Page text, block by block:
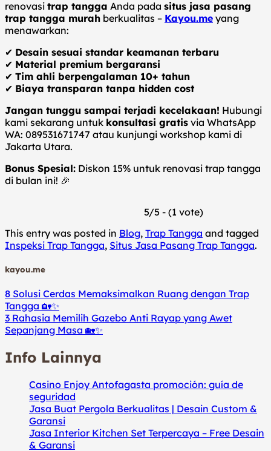
renovasi trap tangga Anda pada situs jasa pasang
trap tangga murah berkualitas – Kayou.me yang
menawarkan:
✔ Desain sesuai standar keamanan terbaru
✔ Material premium bergaransi
✔ Tim ahli berpengalaman 10+ tahun
✔ Biaya transparan tanpa hidden cost
Jangan tunggu sampai terjadi kecelakaan! Hubungi
kami sekarang untuk konsultasi gratis via WhatsApp
WA: 089531671747 atau kunjungi workshop kami di
Jakarta Utara.
Bonus Spesial: Diskon 15% untuk renovasi trap tangga
di bulan ini! 🎉
5/5 - (1 vote)
This entry was posted in Blog, Trap Tangga and tagged
Inspeksi Trap Tangga, Situs Jasa Pasang Trap Tangga.
kayou.me
8 Solusi Cerdas Memaksimalkan Ruang dengan Trap
Tangga 🏡✨
3 Rahasia Memilih Gazebo Anti Rayap yang Awet
Sepanjang Masa 🏡✨
Info Lainnya
Casino Enjoy Antofagasta promoción: guía de
seguridad
Jasa Buat Pergola Berkualitas | Desain Custom &
Garansi
Jasa Interior Kitchen Set Terpercaya – Free Desain
& Garansi